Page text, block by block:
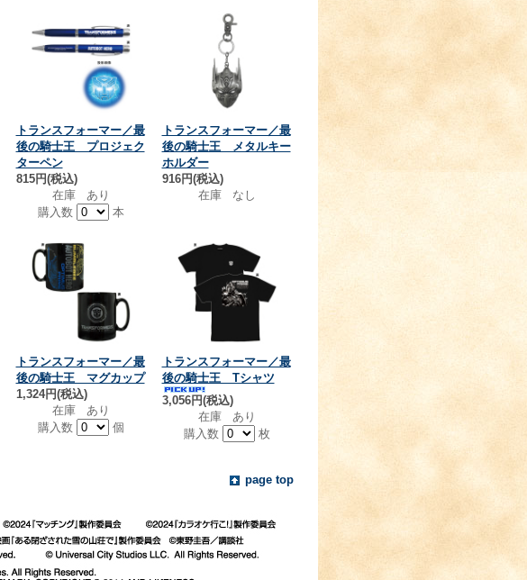
トランスフォーマー／最
後の騎士王 プロジェク
ターペン
815円(税込)
在庫 あり
購入数
本
トランスフォーマー／最
後の騎士王 メタルキー
ホルダー
916円(税込)
在庫 なし
トランスフォーマー／最
後の騎士王 マグカップ
1,324円(税込)
在庫 あり
購入数
個
トランスフォーマー／最
後の騎士王 Tシャツ
3,056円(税込)
在庫 あり
購入数
枚
page top